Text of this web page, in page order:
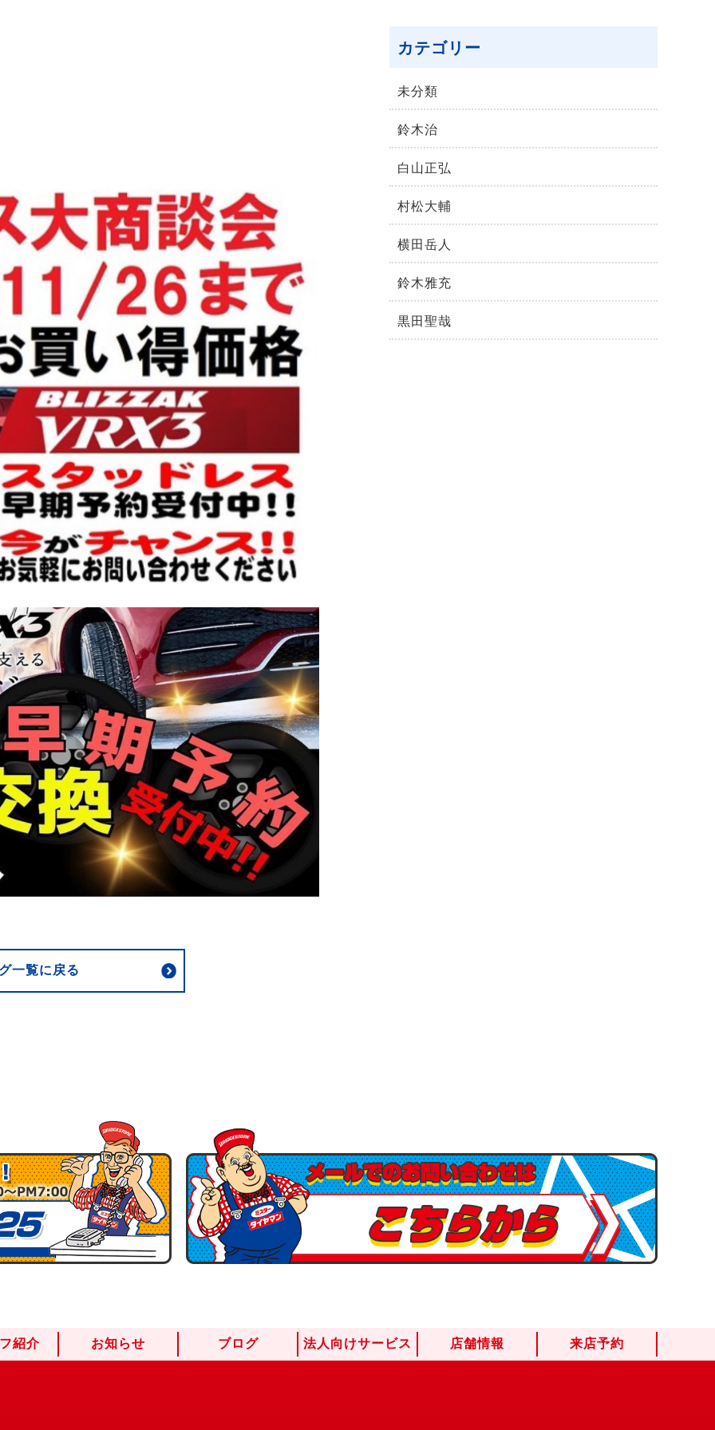
一覧に戻る
カテゴリー
未分類
鈴⽊治
⽩⼭正弘
村松⼤輔
横⽥岳⼈
鈴木雅充
黒田聖哉
紹介 お知らせ ブログ 法人向けサービス 店舗情報 来店予約